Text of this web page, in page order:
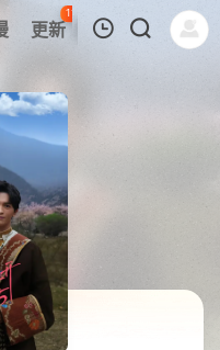
更新
116
热榜 APP
录